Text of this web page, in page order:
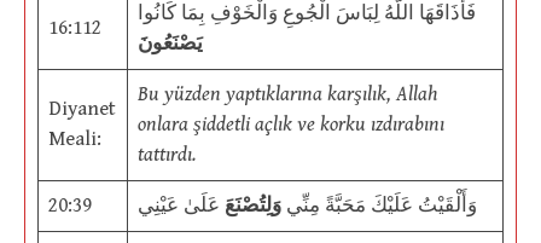
16:112
فَأَذَاقَهَا اللَّهُ لِبَاسَ الْجُوعِ وَالْخَوْفِ بِمَا كَانُوا
يَصْنَعُونَ
Diyanet
Meali:
Bu yüzden yaptıklarına karşılık, Allah
onlara şiddetli açlık ve korku ızdırabını
tattırdı.
20:39 وَأَلْقَيْتُ عَلَيْكَ مَحَبَّةً مِنِّي وَلِتُصْنَعَ عَلَىٰ عَيْنِي